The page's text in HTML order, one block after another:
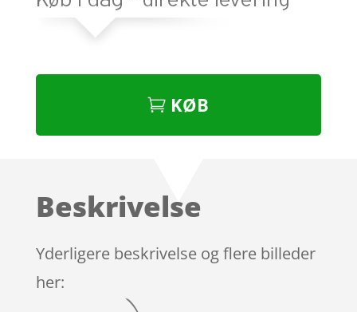
KØB
Beskrivelse
Yderligere beskrivelse og flere billeder
her: